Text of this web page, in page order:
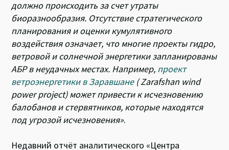
должно происходить за счет утраты
биоразнообразия. Отсутствие стратегического
планирования и оценки кумулятивного
воздействия означает, что многие проекты гидро,
ветровой и солнечной энергетики запланированы
АБР в неудачных местах. Например, проект
ветроэнергетики в Заравшане( Zarafshan wind
power project)может привести к исчезновению
балобанов и стервятников, которые находятся
под угрозой исчезновения».
Недавний отчёт аналитического «Центра